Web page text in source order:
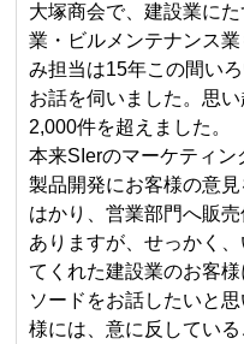
大塚商会で、建設業に
業・ビルメンテナンス
み担当は15年この間い
お話を伺いました。思
2,000件を超えました。
本来SIerのマーケティン
製品開発にお客様の意
はかり、営業部門へ販
ありますが、せっかく
てくれた建設業のお客
ソードをお話したいと
様には、意に反してい